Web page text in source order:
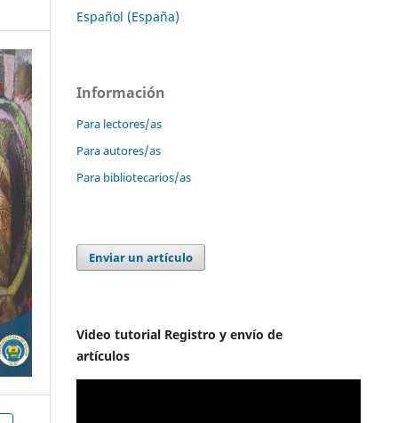
Español (España)
Información
Para lectores/as
Para autores/as
Para bibliotecarios/as
Enviar un artículo
Video tutorial Registro y envío de
artículos